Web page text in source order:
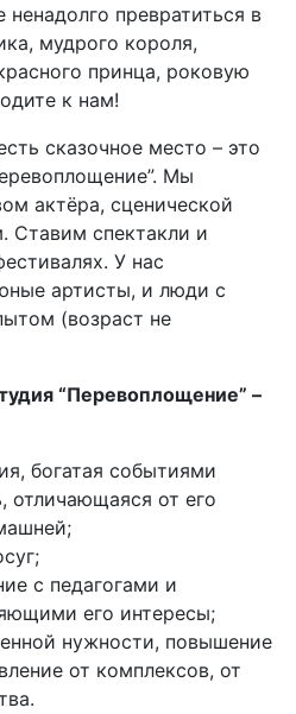
ненадолго превратиться в
мудрого короля,
принца, роковую
к нам!
сказочное место – это
Мы
актёра, сценической
Ставим спектакли и
У нас
артисты, и люди с
(возраст не
“Перевоплощение” –
богатая событиями
отличающаяся от его
с педагогами и
его интересы;
нужности, повышение
от комплексов, от